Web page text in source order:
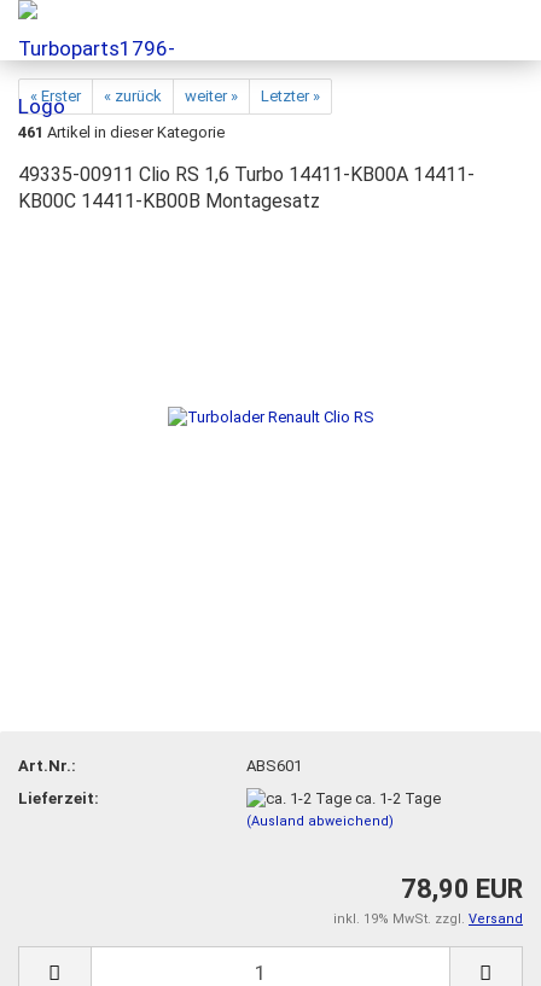
« Erster « zurück weiter »
Letzter »
461 Artikel in dieser Kategorie
49335-00911 Clio RS 1,6 Turbo 14411-KB00A 14411-
KB00C 14411-KB00B Montagesatz
Art.Nr.:
ABS601
Lieferzeit:
ca. 1-2 Tage
(Ausland abweichend)
78,90 EUR
inkl. 19% MwSt. zzgl. Versand